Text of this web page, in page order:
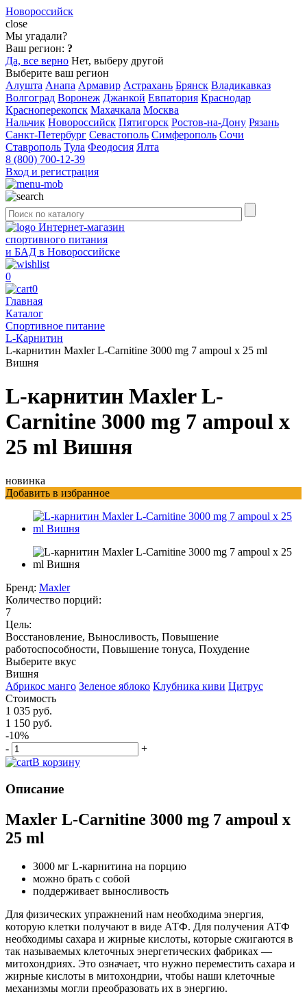
Новороссийск
close
Мы угадали?
Ваш регион: ?
Да, все верно Нет, выберу другой
Выберите ваш регион
Алушта Анапа Армавир Астрахань Брянск Владикавказ
Волгоград Воронеж Джанкой Евпатория Краснодар
Красноперекопск Махачкала Москва
Нальчик Новороссийск Пятигорск Ростов-на-Дону Рязань
Санкт-Петербург Севастополь Симферополь Сочи
Ставрополь Тула Феодосия Ялта
8 (800) 700-12-39
Вход и регистрация
Интернет-магазин
спортивного питания
и БАД в Новороссийске
0
0
Главная
Каталог
Спортивное питание
L-Карнитин
L-карнитин Maxler L-Carnitine 3000 mg 7 ampoul х 25 ml
Вишня
L-карнитин Maxler L-
Carnitine 3000 mg 7 ampoul х
25 ml Вишня
новинка
Добавить в избранное
Бренд: Maxler
Количество порций:
7
Цель:
Восстановление, Выносливость, Повышение
работоспособности, Повышение тонуса, Похудение
Выберите вкус
Вишня
Абрикос манго Зеленое яблоко Клубника киви Цитрус
Стоимость
1 035 руб.
1 150 руб.
-10%
-
+
В корзину
Описание
Maxler L-Carnitine 3000 mg 7 ampoul х
25 ml
3000 мг L-карнитина на порцию
можно брать с собой
поддерживает выносливость
Для физических упражнений нам необходима энергия,
которую клетки получают в виде АТФ. Для получения АТФ
необходимы сахара и жирные кислоты, которые сжигаются в
так называемых клеточных энергетических фабриках —
митохондриях. Это означает, что нужно переместить сахара и
жирные кислоты в митохондрии, чтобы наши клеточные
механизмы могли преобразовать их в энергию.